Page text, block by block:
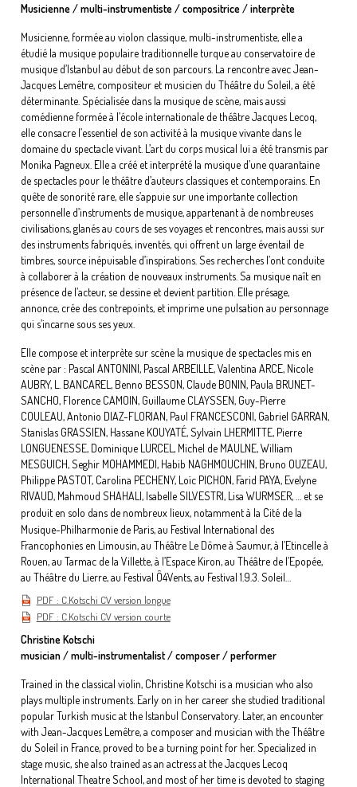
Musicienne / multi-instrumentiste / compositrice / interprète
Musicienne, formée au violon classique, multi-instrumentiste, elle a
étudié la musique populaire traditionnelle turque au conservatoire de
musique d’Istanbul au début de son parcours. La rencontre avec Jean-
Jacques Lemêtre, compositeur et musicien du Théâtre du Soleil, a été
déterminante. Spécialisée dans la musique de scène, mais aussi
comédienne formée à l’école internationale de théâtre Jacques Lecoq,
elle consacre l’essentiel de son activité à la musique vivante dans le
domaine du spectacle vivant. L’art du corps musical lui a été transmis par
Monika Pagneux. Elle a créé et interprété la musique d’une quarantaine
de spectacles pour le théâtre d’auteurs classiques et contemporains. En
quête de sonorité rare, elle s’appuie sur une importante collection
personnelle d’instruments de musique, appartenant à de nombreuses
civilisations, glanés au cours de ses voyages et rencontres, mais aussi sur
des instruments fabriqués, inventés, qui offrent un large éventail de
timbres, source inépuisable d’inspirations. Ses recherches l’ont conduite
à collaborer à la création de nouveaux instruments. Sa musique naît en
présence de l’acteur, se dessine et devient partition. Elle présage,
annonce, crée des contrepoints, et imprime une pulsation au personnage
qui s’incarne sous ses yeux.
Elle compose et interprète sur scène la musique de spectacles mis en
scène par : Pascal ANTONINI, Pascal ARBEILLE, Valentina ARCE, Nicole
AUBRY, L. BANCAREL, Benno BESSON, Claude BONIN, Paula BRUNET-
SANCHO, Florence CAMOIN, Guillaume CLAYSSEN, Guy-Pierre
COULEAU, Antonio DIAZ-FLORIAN, Paul FRANCESCONI, Gabriel GARRAN,
Stanislas GRASSIEN, Hassane KOUYATÉ, Sylvain LHERMITTE, Pierre
LONGUENESSE, Dominique LURCEL, Michel de MAULNE, William
MESGUICH, Seghir MOHAMMEDI, Habib NAGHMOUCHIN, Bruno OUZEAU,
Philippe PASTOT, Carolina PECHENY, Loïc PICHON, Farid PAYA, Evelyne
RIVAUD, Mahmoud SHAHALI, Isabelle SILVESTRI, Lisa WURMSER, … et se
produit en solo dans de nombreux lieux, notammentà la Cité de la
Musique-Philharmonie de Paris,au Festival International des
Francophonies en Limousin, au Théâtre Le Dôme à Saumur, à l’Etincelle à
Rouen, au Tarmac de la Villette,à l’Espace Kiron, au Théâtre de l’Epopée,
au Théâtre du Lierre, au Festival Ô4Vents, au Festival 1.9.3. Soleil…
PDF : C.Kotschi CV version longue
PDF : C.Kotschi CV version courte
Christine Kotschi
musician / multi-instrumentalist / composer / performer
Trained in the classical violin, Christine Kotschi is a musician who also
plays multiple instruments. Early on in her career she studied traditional
popular Turkish music at the Istanbul Conservatory. Later, an encounter
with Jean-Jacques Lemêtre, a composer and musician with the Théâtre
du Soleil in France, proved to be a turning point for her. Specialized in
stage music, she also trained as an actress at the Jacques Lecoq
International Theatre School, and most of her time is devoted to staging